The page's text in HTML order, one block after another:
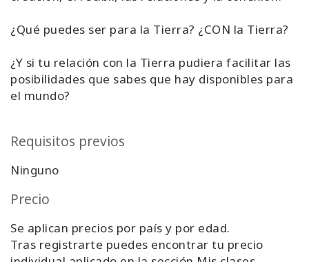
Facilitadores
Shop
CONTACTO
BUSCAR
¿Qué puedes ser para la Tierra? ¿CON la Tierra?
¿Y si tu relación con la Tierra pudiera facilitar las
posibilidades que sabes que hay disponibles para
el mundo?
Requisitos previos
Ninguno
Precio
Se aplican precios por país y por edad.
Tras registrarte puedes encontrar tu precio